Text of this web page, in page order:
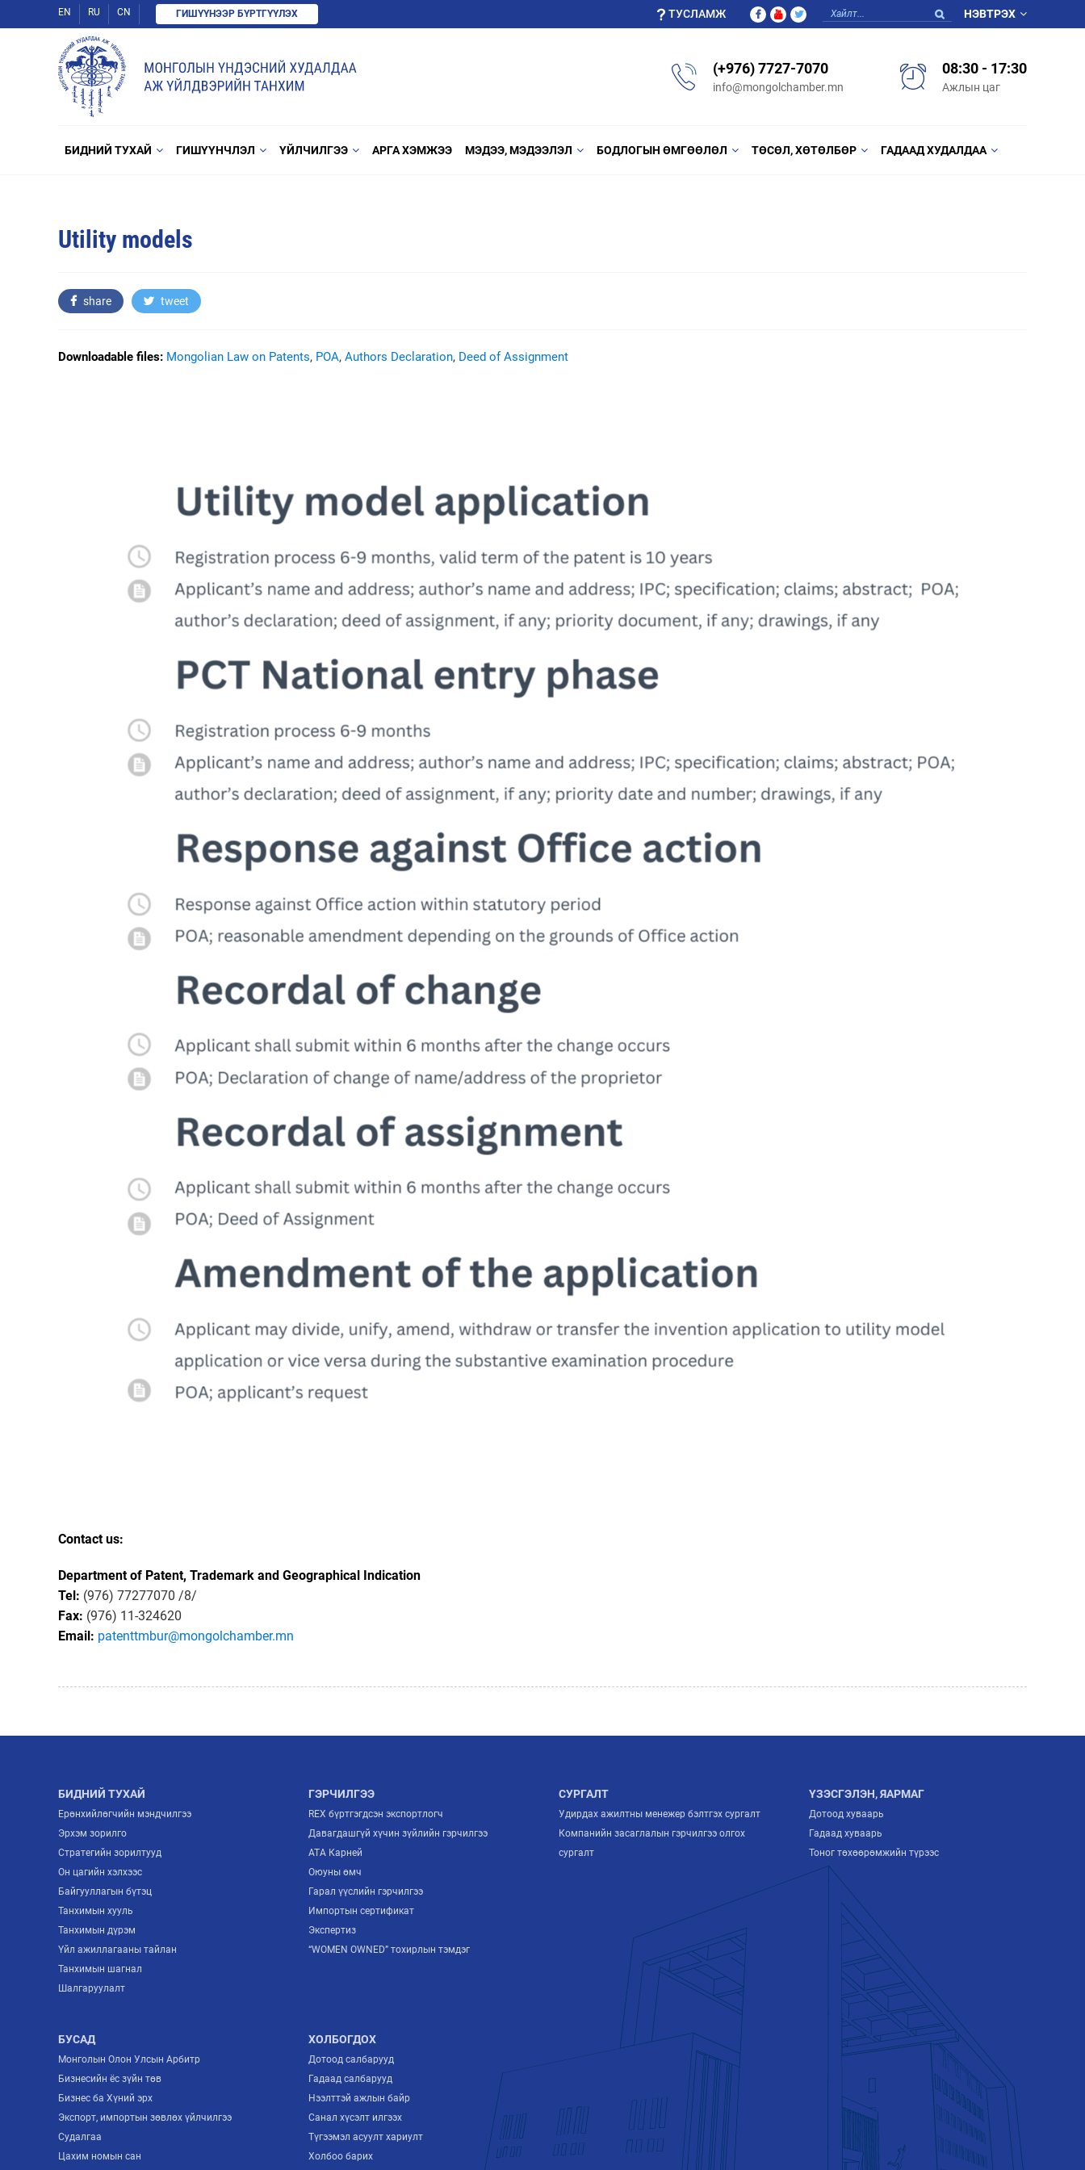
EN RU CN ГИШҮҮНЭЭР БҮРТГҮҮЛЭХ ТУСЛАМЖ НЭВТРЭХ
(+976) 7727-7070
info@mongolchamber.mn
08:30 - 17:30
Ажлын цаг
БИДНИЙ ТУХАЙ ГИШҮҮНЧЛЭЛ ҮЙЛЧИЛГЭЭ АРГА ХЭМЖЭЭ МЭДЭЭ, МЭДЭЭЛЭЛ БОДЛОГЫН ӨМГӨӨЛӨЛ ТӨСӨЛ, ХӨТӨЛБӨР ГАДААД ХУДАЛДАА
Utility models
share tweet
Downloadable files: Mongolian Law on Patents, POA, Authors Declaration, Deed of Assignment
Contact us:
Department of Patent, Trademark and Geographical Indication
Tel: (976) 77277070 /8/
Fax: (976) 11-324620
Email: patenttmbur@mongolchamber.mn
БИДНИЙ ТУХАЙ
Ерөнхийлөгчийн мэндчилгээ
Эрхэм зорилго
Стратегийн зорилтууд
Он цагийн хэлхээс
Байгууллагын бүтэц
Танхимын хууль
Танхимын дүрэм
Үйл ажиллагааны тайлан
Танхимын шагнал
Шалгаруулалт
ГЭРЧИЛГЭЭ
REX бүртгэгдсэн экспортлогч
Давагдашгүй хүчин зүйлийн гэрчилгээ
ATA Карней
Оюуны өмч
Гарал үүслийн гэрчилгээ
Импортын сертификат
Экспертиз
“WOMEN OWNED” тохирлын тэмдэг
СУРГАЛТ
Удирдах ажилтны менежер бэлтгэх сургалт
Компанийн засаглалын гэрчилгээ олгох
сургалт
ҮЗЭСГЭЛЭН, ЯАРМАГ
Дотоод хуваарь
Гадаад хуваарь
Тоног төхөөрөмжийн түрээс
БУСАД
Монголын Олон Улсын Арбитр
Бизнесийн ёс зүйн төв
Бизнес ба Хүний эрх
Экспорт, импортын зөвлөх үйлчилгээ
Судалгаа
Цахим номын сан
ХОЛБОГДОХ
Дотоод салбарууд
Гадаад салбарууд
Нээлттэй ажлын байр
Санал хүсэлт илгээх
Түгээмэл асуулт хариулт
Холбоо барих